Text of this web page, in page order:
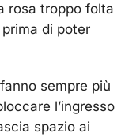
rosa troppo folta
di poter
sempre più
l’ingresso
spazio ai